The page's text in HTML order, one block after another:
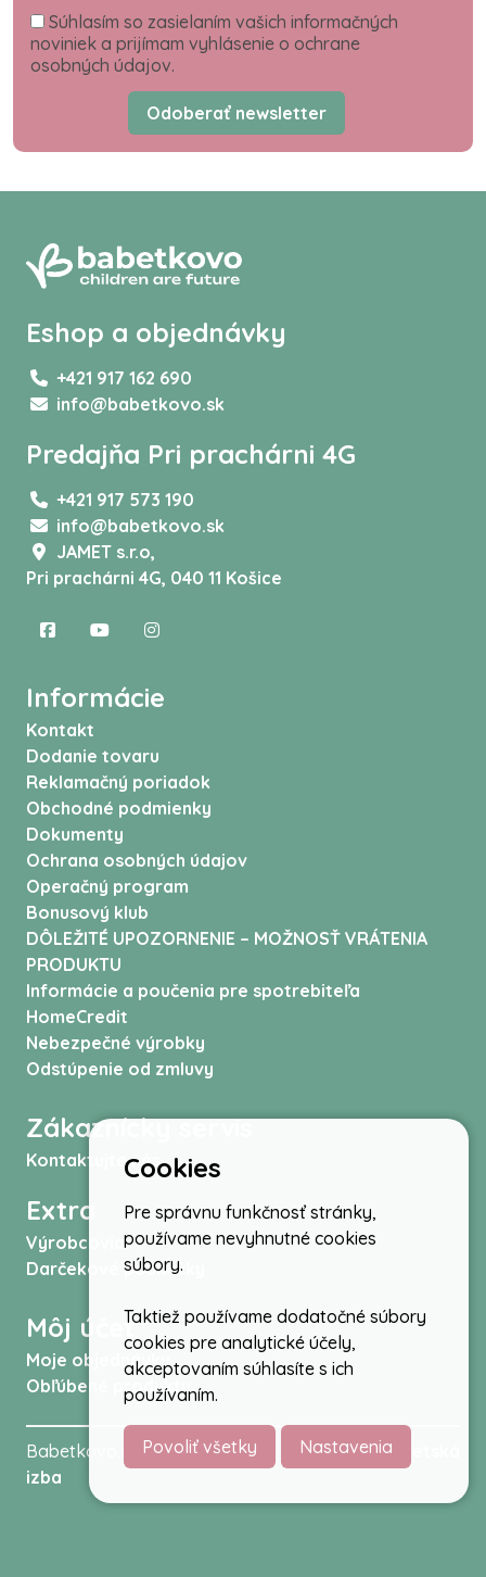
Súhlasím so zasielaním vašich informačných
noviniek a prijímam vyhlásenie o ochrane
osobných údajov.
Odoberať newsletter
Eshop a objednávky
+421 917 162 690
info@babetkovo.sk
Predajňa Pri prachárni 4G
+421 917 573 190
info@babetkovo.sk
JAMET s.r.o,
Pri prachárni 4G, 040 11 Košice
Informácie
Kontakt
Dodanie tovaru
Reklamačný poriadok
Obchodné podmienky
Dokumenty
Ochrana osobných údajov
Operačný program
Bonusový klub
DÔLEŽITÉ UPOZORNENIE – MOŽNOSŤ VRÁTENIA
PRODUKTU
Informácie a poučenia pre spotrebiteľa
HomeCredit
Nebezpečné výrobky
Odstúpenie od zmluvy
Zákaznícky servis
Kontaktujte nás
Extra
Výrobcovia
Darčekové poukážky
Môj účet
Moje objednávky
Obľúbené produkty
Babetkovo.sk © 2026 -Kočíky autosedačky,
izba
Cookies
Pre správnu funkčnosť stránky,
používame nevyhnutné cookies
súbory.
Taktiež používame dodatočné súbory
cookies pre analytické účely,
akceptovaním súhlasíte s ich
používaním.
Povoliť všetky Nastavenia